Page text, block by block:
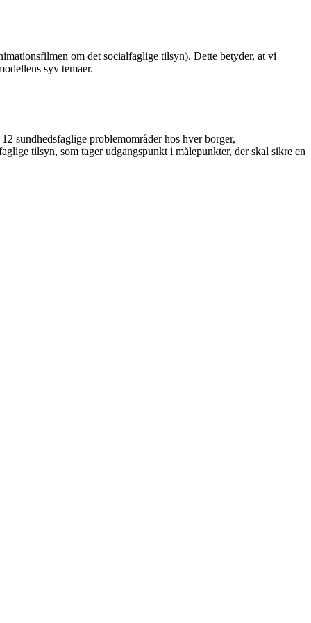
om det socialfaglige tilsyn). Dette betyder, at vi
syv temaer.
sundhedsfaglige problemområder hos hver borger,
tilsyn, som tager udgangspunkt i målepunkter, der skal sikre en